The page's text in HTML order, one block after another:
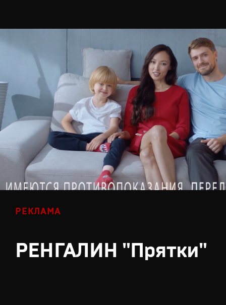
РЕКЛАМА
РЕНГАЛИН "Прятки"